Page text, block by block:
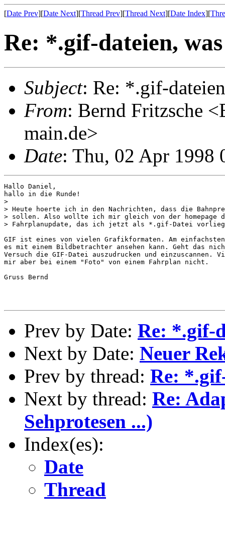
[Date Prev][Date Next][Thread Prev][Thread Next][Date Index][
Re: *.gif-dateien,
Subject: Re: *.gif-
From: Bernd Fritzsche
main.de>
Date: Thu, 02 Apr 1998
Hallo Daniel,
hallo in die Runde!
>
> Heute hoerte ich in den Nachrichten, dass die
> sollen. Also wollte ich mir gleich von der homepage
> Fahrplanupdate, das ich jetzt als *.gif-Datei
GIF ist eines von vielen Grafikformaten. Am
es mit einem Bildbetrachter ansehen kann. Geht das
Versuch die GIF-Datei auszudrucken und einzuscannen.
mir aber bei einem "Foto" von einem Fahrplan nicht.
Gruss Bernd
Prev by Date: Re: *.gif-
Next by Date: Neuer
Prev by thread: Re:
Next by thread: Re:
Sehprotesen ...)
Index(es):
Date
Thread